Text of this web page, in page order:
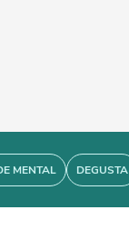
MENTAL DEGUSTA